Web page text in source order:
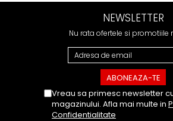
NEWSLETTER
Nu rata ofertele si promotiile
Vreau sa primesc newsletter
magazinului. Afla mai multe in
Confidentialitate